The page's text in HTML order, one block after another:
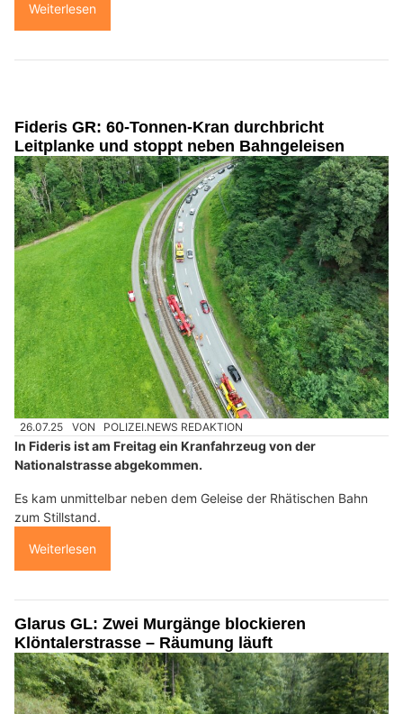
Weiterlesen
Fideris GR: 60-Tonnen-Kran durchbricht
Leitplanke und stoppt neben Bahngeleisen
26.07.25 VON POLIZEI.NEWS REDAKTION
In Fideris ist am Freitag ein Kranfahrzeug von der
Nationalstrasse abgekommen.
Es kam unmittelbar neben dem Geleise der Rhätischen Bahn
zum Stillstand.
Weiterlesen
Glarus GL: Zwei Murgänge blockieren
Klöntalerstrasse – Räumung läuft